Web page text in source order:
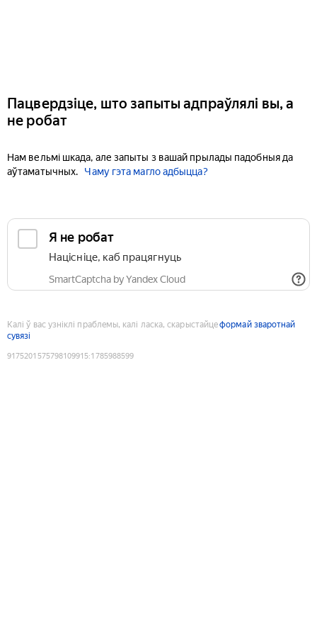
Пацвердзіце, што запыты адпраўлялі вы, а
не робат
Нам вельмі шкада, але запыты з вашай прылады падобныя да
аўтаматычных.
Чаму гэта магло адбыцца?
Я не робат
Націсніце, каб працягнуць
SmartCaptcha by Yandex Cloud
Калі ў вас узніклі праблемы, калі ласка, скарыстайцеформай зваротнай
сувязі
9175201575798109915:1785988599